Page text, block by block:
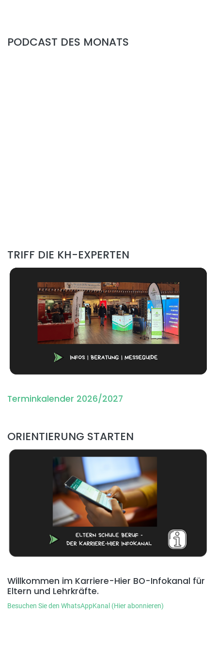
PODCAST DES MONATS
TRIFF DIE KH-EXPERTEN
Terminkalender 2026/2027
ORIENTIERUNG STARTEN
Willkommen im Karriere-Hier BO-Infokanal für
Eltern und Lehrkräfte.
Besuchen Sie den WhatsAppKanal (Hier abonnieren)